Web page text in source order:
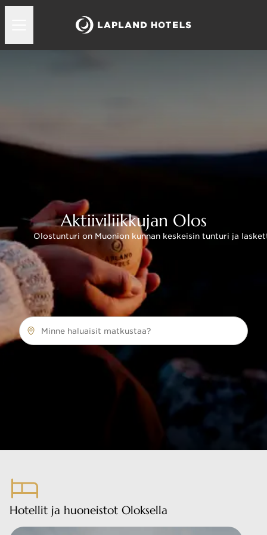
Aktiiviliikkujan Olos
Olostunturi on Muonion kunnan keskeisin tunturi ja
Minne haluaisit matkustaa?
Hotellit ja huoneistot Oloksella